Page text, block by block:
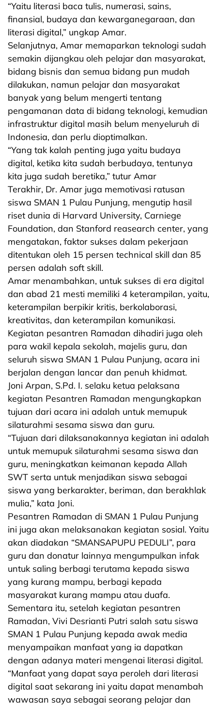
“Yaitu literasi baca tulis, numerasi, sains,
finansial, budaya dan kewarganegaraan, dan
literasi digital,” ungkap Amar.
Selanjutnya, Amar memaparkan teknologi sudah
semakin dijangkau oleh pelajar dan masyarakat,
bidang bisnis dan semua bidang pun mudah
dilakukan, namun pelajar dan masyarakat
banyak yang belum mengerti tentang
pengamanan data di bidang teknologi, kemudian
infrastruktur digital masih belum menyeluruh di
Indonesia, dan perlu dioptimalkan.
“Yang tak kalah penting juga yaitu budaya
digital, ketika kita sudah berbudaya, tentunya
kita juga sudah beretika,” tutur Amar
Terakhir, Dr. Amar juga memotivasi ratusan
siswa SMAN 1 Pulau Punjung, mengutip hasil
riset dunia di Harvard University, Carniege
Foundation, dan Stanford reasearch center, yang
mengatakan, faktor sukses dalam pekerjaan
ditentukan oleh 15 persen technical skill dan 85
persen adalah soft skill.
Amar menambahkan, untuk sukses di era digital
dan abad 21 mesti memiliki 4 keterampilan, yaitu,
keterampilan berpikir kritis, berkolaborasi,
kreativitas, dan keterampilan komunikasi.
Kegiatan pesantren Ramadan dihadiri juga oleh
para wakil kepala sekolah, majelis guru, dan
seluruh siswa SMAN 1 Pulau Punjung, acara ini
berjalan dengan lancar dan penuh khidmat.
Joni Arpan, S.Pd. I. selaku ketua pelaksana
kegiatan Pesantren Ramadan mengungkapkan
tujuan dari acara ini adalah untuk memupuk
silaturahmi sesama siswa dan guru.
“Tujuan dari dilaksanakannya kegiatan ini adalah
untuk memupuk silaturahmi sesama siswa dan
guru, meningkatkan keimanan kepada Allah
SWT serta untuk menjadikan siswa sebagai
siswa yang berkarakter, beriman, dan berakhlak
mulia,” kata Joni.
Pesantren Ramadan di SMAN 1 Pulau Punjung
ini juga akan melaksanakan kegiatan sosial. Yaitu
akan diadakan “SMANSAPUPU PEDULI”, para
guru dan donatur lainnya mengumpulkan infak
untuk saling berbagi terutama kepada siswa
yang kurang mampu, berbagi kepada
masyarakat kurang mampu atau duafa.
Sementara itu, setelah kegiatan pesantren
Ramadan, Vivi Desrianti Putri salah satu siswa
SMAN 1 Pulau Punjung kepada awak media
menyampaikan manfaat yang ia dapatkan
dengan adanya materi mengenai literasi digital.
“Manfaat yang dapat saya peroleh dari literasi
digital saat sekarang ini yaitu dapat menambah
wawasan saya sebagai seorang pelajar dan